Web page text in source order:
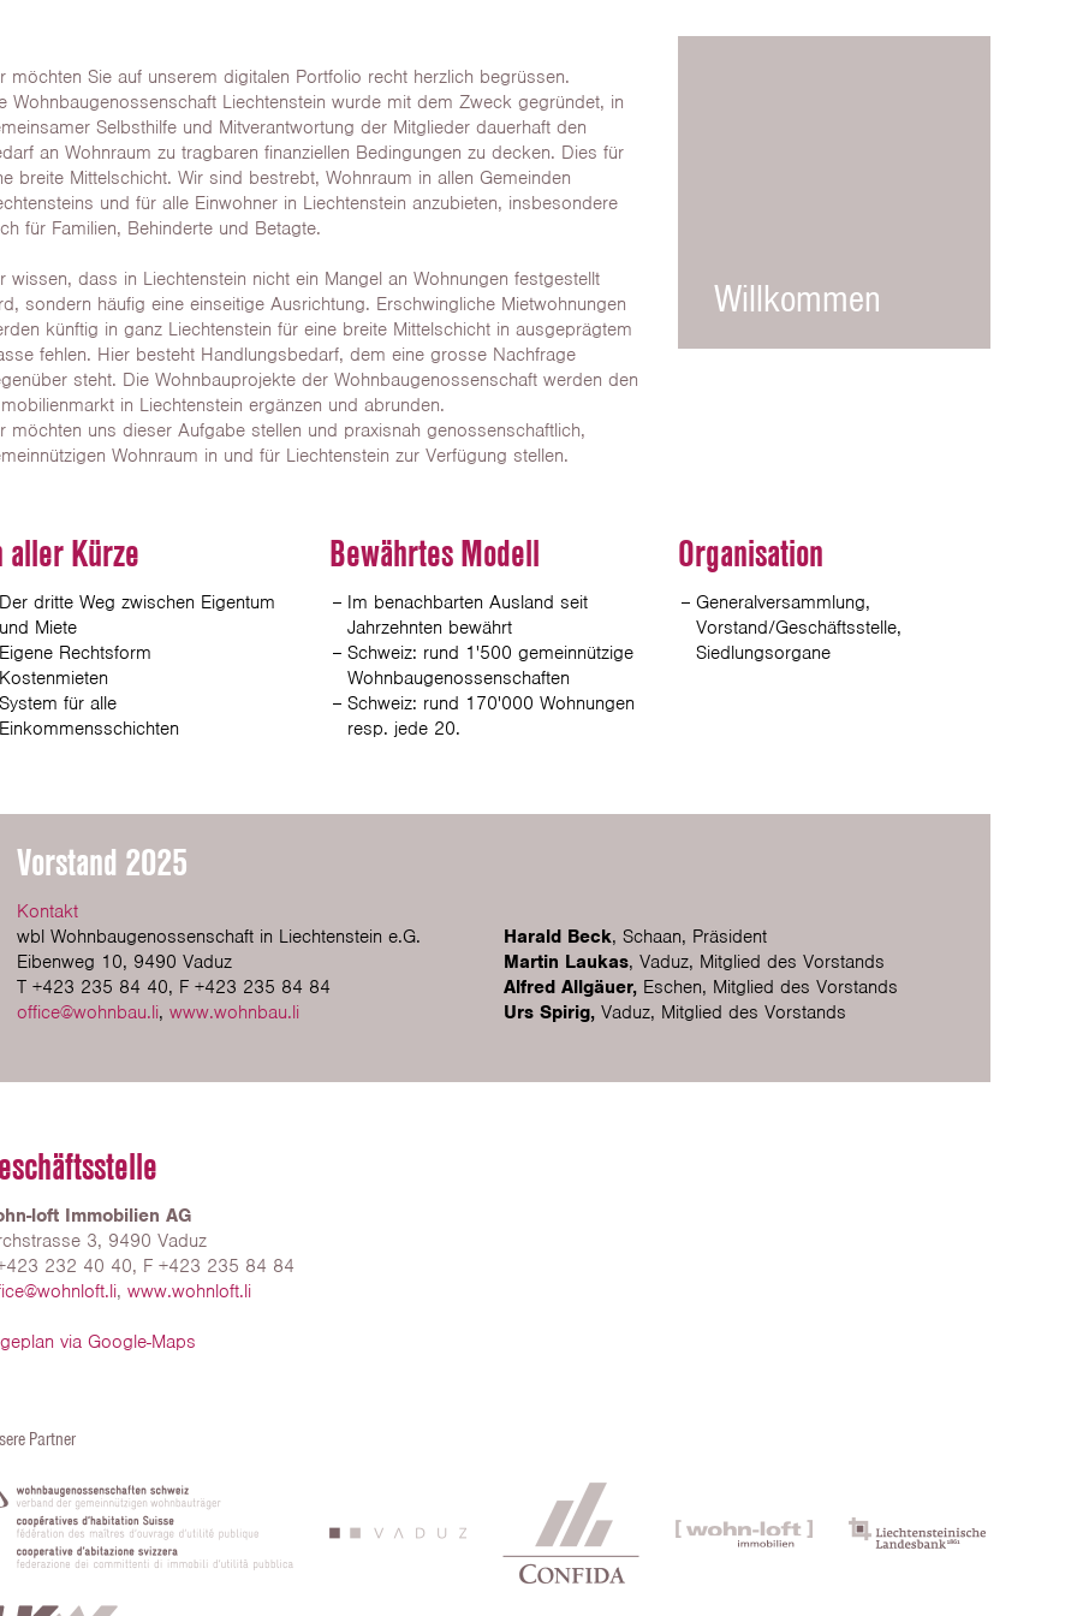
Willkommen
möchten Sie auf unserem digitalen Portfolio recht herzlich begrüssen.
Wohnbaugenossenschaft Liechtenstein wurde mit dem Zweck gegründet, in
Selbsthilfe und Mitverantwortung der Mitglieder dauerhaft den
an Wohnraum zu tragbaren finanziellen Bedingungen zu decken. Dies für
breite Mittelschicht. Wir sind bestrebt, Wohnraum in allen Gemeinden
und für alle Einwohner in Liechtenstein anzubieten, insbesondere
für Familien, Behinderte und Betagte.
wissen, dass in Liechtenstein nicht ein Mangel an Wohnungen festgestellt
sondern häufig eine einseitige Ausrichtung. Erschwingliche Mietwohnungen
künftig in ganz Liechtenstein für eine breite Mittelschicht in ausgeprägtem
fehlen. Hier besteht Handlungsbedarf, dem eine grosse Nachfrage
steht. Die Wohnbauprojekte der Wohnbaugenossenschaft werden den
in Liechtenstein ergänzen und abrunden.
möchten uns dieser Aufgabe stellen und praxisnah genossenschaftlich,
Wohnraum in und für Liechtenstein zur Verfügung stellen.
aller Kürze
Der dritte Weg zwischen Eigentum
und Miete
Eigene Rechtsform
Kostenmieten
System für alle
Einkommensschichten
Bewährtes Modell
Im benachbarten Ausland seit
Jahrzehnten bewährt
Schweiz: rund 1'500 gemeinnützige
Wohnbaugenossenschaften
Schweiz: rund 170'000 Wohnungen
resp. jede 20.
Organisation
Generalversammlung,
Vorstand/Geschäftsstelle,
Siedlungsorgane
Vorstand 2025
Kontakt
wbl Wohnbaugenossenschaft in Liechtenstein e.G.
Eibenweg 10, 9490 Vaduz
T +423 235 84 40, F +423 235 84 84
office@wohnbau.li, www.wohnbau.li
Harald Beck, Schaan, Präsident
Martin Laukas, Vaduz, Mitglied des Vorstands
Alfred Allgäuer, Eschen, Mitglied des Vorstands
Urs Spirig, Vaduz, Mitglied des Vorstands
loft Immobilien AG
3, 9490 Vaduz
232 40 40, F +423 235 84 84
, www.wohnloft.li
via Google-Maps
Partner